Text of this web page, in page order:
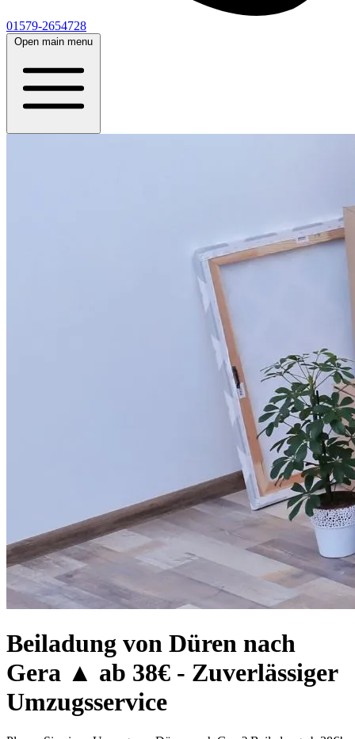
01579-2654728
Open main menu
Beiladung von Düren nach
Gera ▲ ab 38€ - Zuverlässiger
Umzugsservice